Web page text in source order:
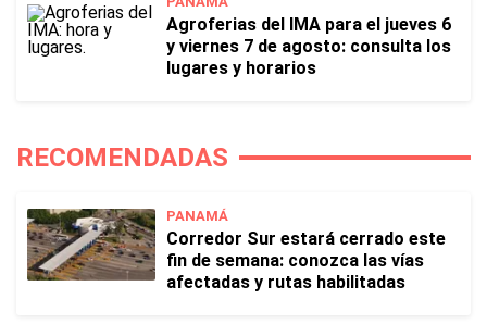
Agroferias del IMA para el jueves 6
y viernes 7 de agosto: consulta los
lugares y horarios
RECOMENDADAS
PANAMÁ
Corredor Sur estará cerrado este
fin de semana: conozca las vías
afectadas y rutas habilitadas